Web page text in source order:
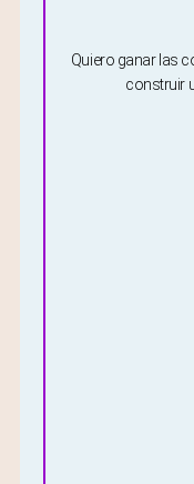
Quiero ganar las
construir